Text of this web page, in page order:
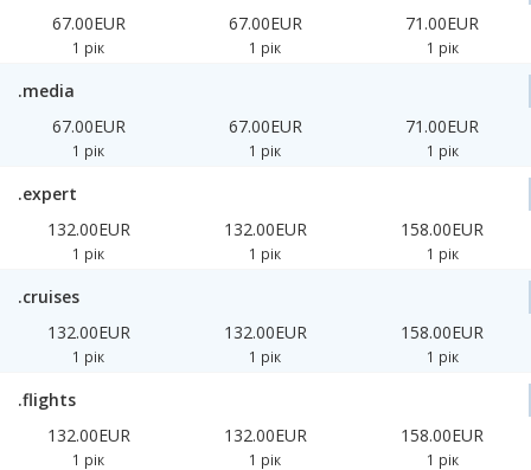
67.00EUR
1 рік
67.00EUR
1 рік
71.00EUR
1 рік
.media
67.00EUR
1 рік
67.00EUR
1 рік
71.00EUR
1 рік
.expert
132.00EUR
1 рік
132.00EUR
1 рік
158.00EUR
1 рік
.cruises
132.00EUR
1 рік
132.00EUR
1 рік
158.00EUR
1 рік
.flights
132.00EUR
1 рік
132.00EUR
1 рік
158.00EUR
1 рік